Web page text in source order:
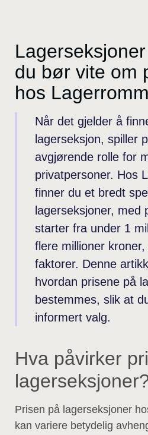
du bør vite om
hos
Når det gjelder å
lagerseksjon, spiller
avgjørende rolle for
privatpersoner. Hos
finner du et bredt
lagerseksjoner, med
starter fra under 1
flere millioner
faktorer. Denne
hvordan prisene på
bestemmes, slik at
informert valg.
Hva påvirker
Prisen på lagerseksjoner
kan variere betydelig